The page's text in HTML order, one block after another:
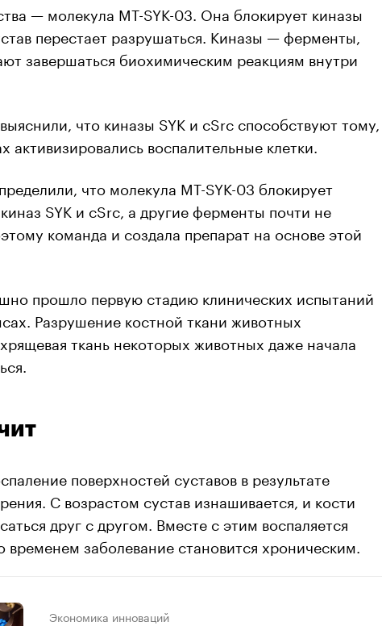
— молекула MT-SYK-03. Она блокирует киназы
перестает разрушаться. Киназы — ферменты,
завершаться биохимическим реакциям внутри
что киназы SYK и cSrc способствуют тому,
активизировались воспалительные клетки.
что молекула MT-SYK-03 блокирует
SYK и cSrc, а другие ферменты почти не
команда и создала препарат на основе этой
прошло первую стадию клинических испытаний
Разрушение костной ткани животных
ткань некоторых животных даже начала
поверхностей суставов в результате
С возрастом сустав изнашивается, и кости
друг с другом. Вместе с этим воспаляется
временем заболевание становится хроническим.
Экономика инноваций